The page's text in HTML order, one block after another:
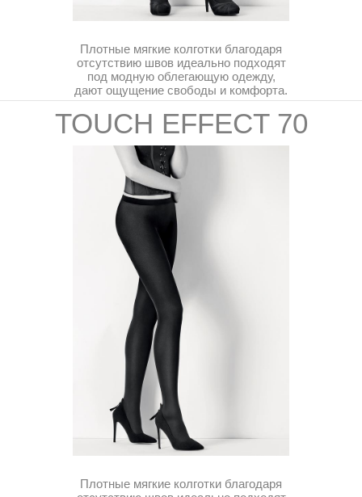
Плотные мягкие колготки благодаря
отсутствию швов идеально подходят
под модную облегающую одежду,
дают ощущение свободы и комфорта.
TOUCH EFFECT 70
Плотные мягкие колготки благодаря